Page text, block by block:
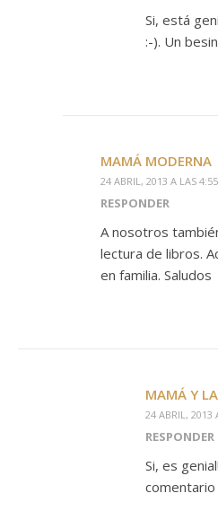
Si, está
:-). Un
MAMÁ MODERNA
24 ABRIL, 2013 A LAS
RESPONDER
A nosotros
lectura de libros.
en familia. Saludos
MAMÁ Y
24 ABRIL, 2013
RESPONDER
Si, es
comentario